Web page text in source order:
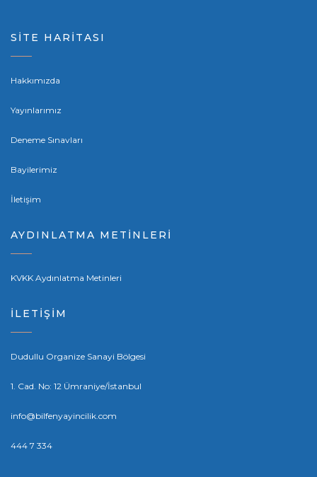
SİTE HARİTASI
Hakkımızda
Yayınlarımız
Deneme Sınavları
Bayilerimiz
İletişim
AYDINLATMA METİNLERİ
KVKK Aydınlatma Metinleri
İLETİŞİM
Dudullu Organize Sanayi Bölgesi
1. Cad. No: 12 Ümraniye/İstanbul
info@bilfenyayincilik.com
444 7 334